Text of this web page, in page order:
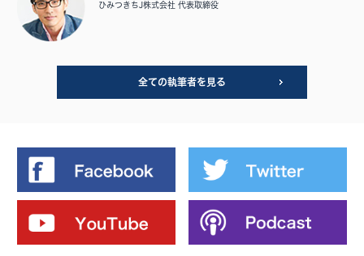
ひみつきちJ株式会社 代表取締役
全ての執筆者を見る